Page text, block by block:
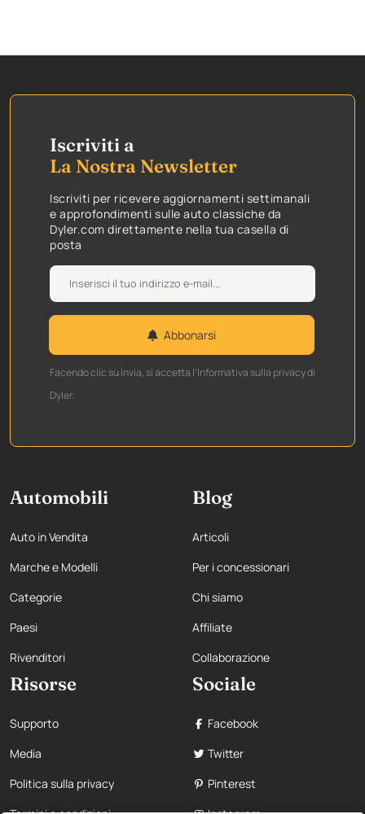
Iscriviti a
La Nostra Newsletter
Iscriviti per ricevere aggiornamenti settimanali
e approfondimenti sulle auto classiche da
Dyler.com direttamente nella tua casella di
posta
Abbonarsi
Facendo clic su Invia, si accetta l'Informativa sulla privacy di
Dyler.
Automobili
Auto in Vendita
Marche e Modelli
Categorie
Paesi
Rivenditori
Blog
Articoli
Per i concessionari
Chi siamo
Affiliate
Collaborazione
Risorse
Supporto
Media
Politica sulla privacy
Sociale
Facebook
Twitter
Pinterest